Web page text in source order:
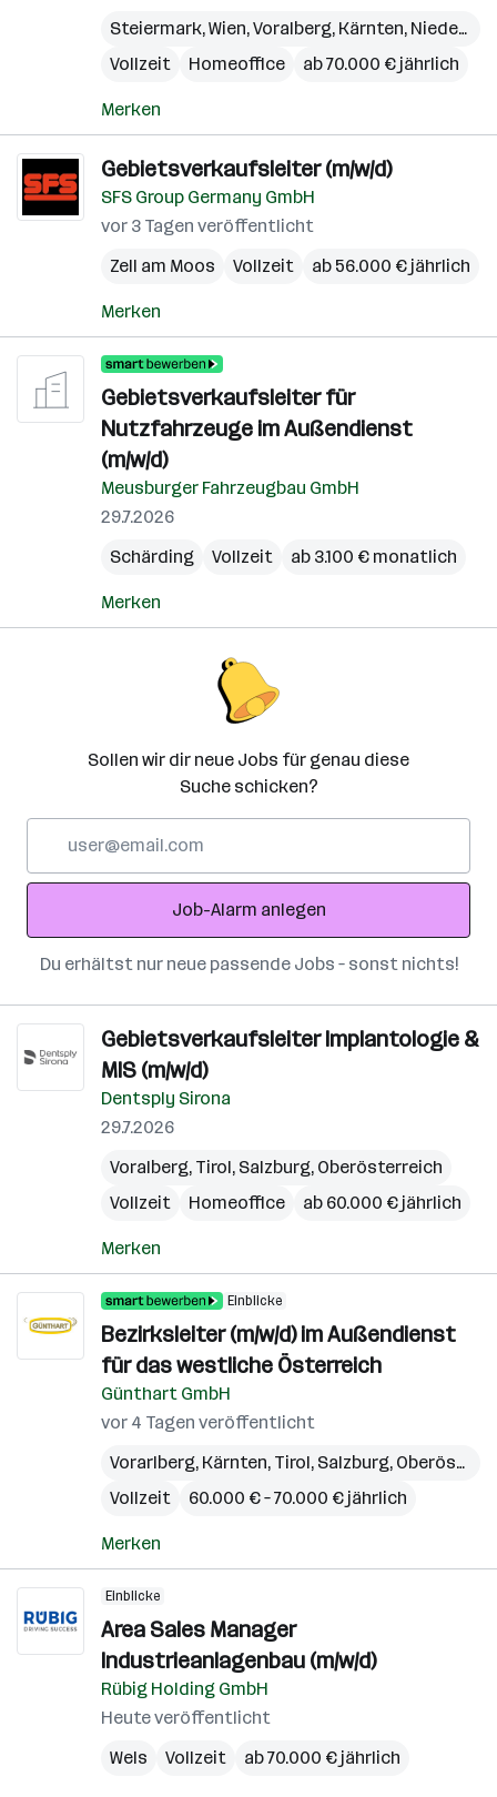
Steiermark,Wien,Voralberg, Kärnten, Niederösterreich
Vollzeit
Homeoffice ab 70.000 € jährlich
Merken
Gebietsverkaufsleiter (m/w/d)
SFS Group Germany GmbH
vor 3 Tagen veröffentlicht
Zell am Moos
Vollzeit ab 56.000 € jährlich
Merken
Gebietsverkaufsleiter für
Nutzfahrzeuge im Außendienst
(m/w/d)
Meusburger Fahrzeugbau GmbH
29.7.2026
Schärding
Vollzeit ab 3.100 € monatlich
Merken
Sollen wir dir neue Jobs für genau diese
Suche schicken?
Adresse
Job-Alarm anlegen
Du erhältst nur neue passende Jobs – sonst nichts!
Gebietsverkaufsleiter Implantologie &
MIS (m/w/d)
Dentsply Sirona
29.7.2026
Voralberg, Tirol, Salzburg, Oberösterreich
Vollzeit
Homeoffice ab 60.000 € jährlich
Merken
Einblicke
Bezirksleiter (m/w/d) im Außendienst
für das westliche Österreich
Günthart GmbH
vor 4 Tagen veröffentlicht
Vorarlberg, Kärnten, Tirol, Salzburg, Oberösterreich
Vollzeit
60.000 € – 70.000 € jährlich
Merken
Einblicke
Area Sales Manager
Industrieanlagenbau (m/w/d)
Rübig Holding GmbH
Heute veröffentlicht
Wels
Vollzeit ab 70.000 € jährlich